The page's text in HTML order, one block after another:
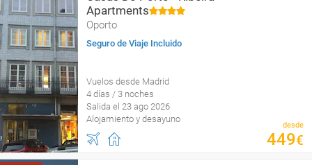
Apartments
Oporto
Seguro de Viaje Incluido
Vuelos desde Madrid
4 días / 3 noches
Salida el 23 ago 2026
Alojamiento y desayuno
desde
449€